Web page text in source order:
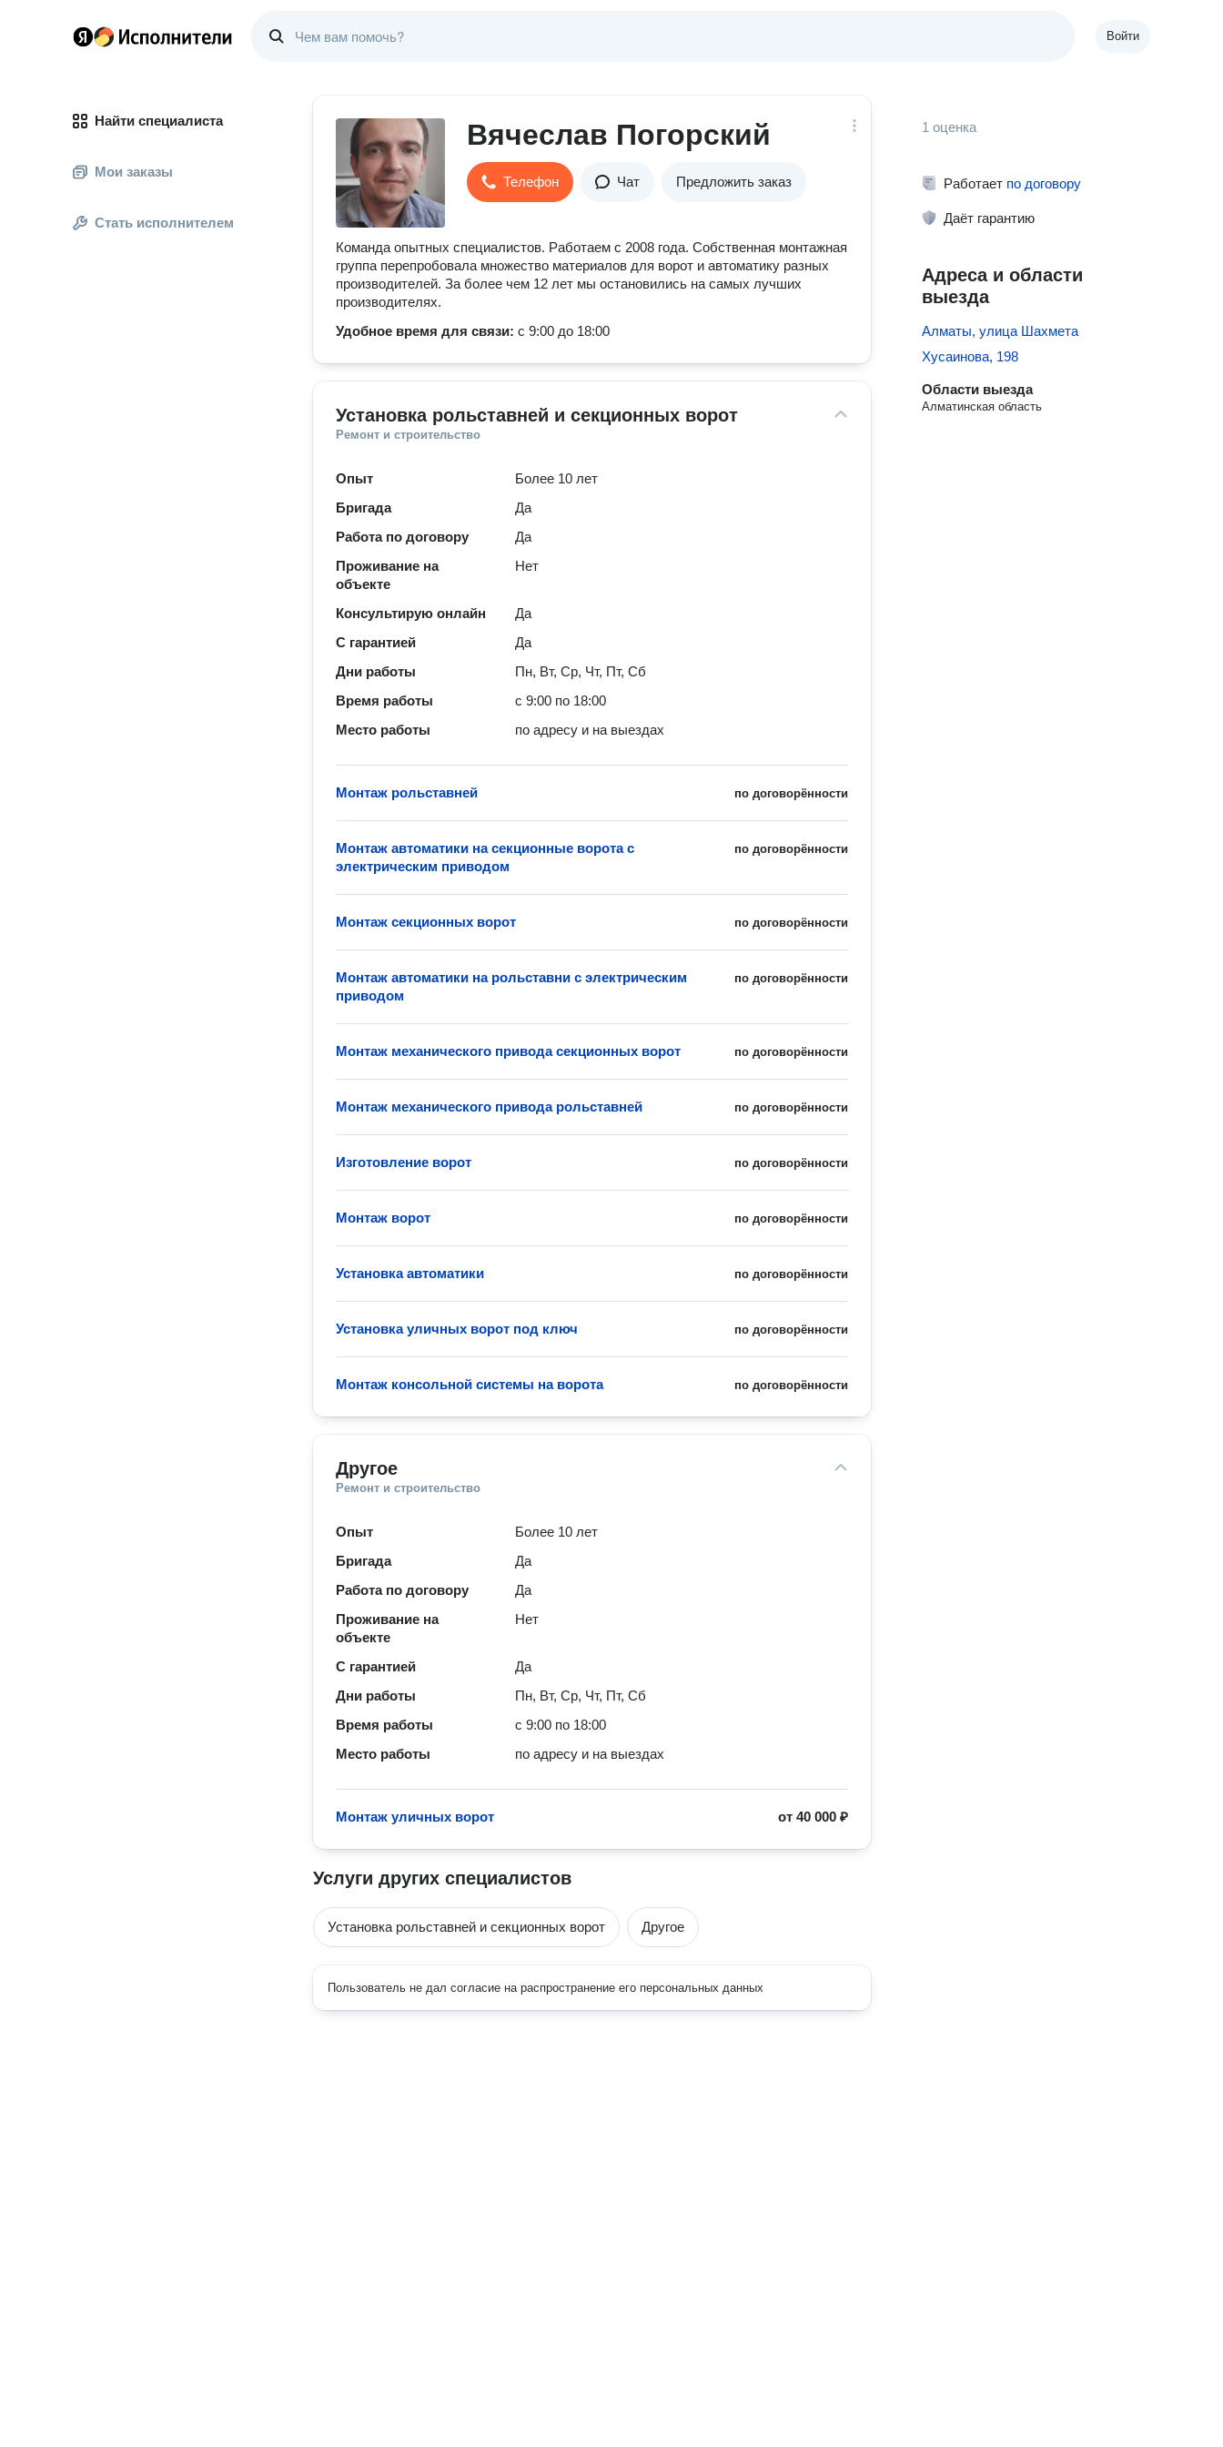
Войти
Найти специалиста
Мои заказы
Стать исполнителем
Вячеслав Погорский
Телефон Чат Предложить заказ
Команда опытных специалистов. Работаем с 2008 года. Собственная монтажная
группа перепробовала множество материалов для ворот и автоматику разных
производителей. За более чем 12 лет мы остановились на самых лучших
производителях.
Удобное время для связи: с 9:00 до 18:00
Установка рольставней и секционных ворот
Ремонт и строительство
Опыт
Более 10 лет
Бригада
Да
Работа по договору
Да
Проживание на
объекте
Нет
Консультирую онлайн
Да
С гарантией
Да
Дни работы
Пн, Вт, Ср, Чт, Пт, Сб
Время работы
с 9:00 по 18:00
Место работы
по адресу и на выездах
по договорённости
Монтаж рольставней
по договорённости
Монтаж автоматики на секционные ворота с
электрическим приводом
по договорённости
Монтаж секционных ворот
по договорённости
Монтаж автоматики на рольставни с электрическим
приводом
по договорённости
Монтаж механического привода секционных ворот
по договорённости
Монтаж механического привода рольставней
по договорённости
Изготовление ворот
по договорённости
Монтаж ворот
по договорённости
Установка автоматики
по договорённости
Установка уличных ворот под ключ
по договорённости
Монтаж консольной системы на ворота
Другое
Ремонт и строительство
Опыт
Более 10 лет
Бригада
Да
Работа по договору
Да
Проживание на
объекте
Нет
С гарантией
Да
Дни работы
Пн, Вт, Ср, Чт, Пт, Сб
Время работы
с 9:00 по 18:00
Место работы
по адресу и на выездах
от40 000 ₽
Монтаж уличных ворот
Услуги других специалистов
Установка рольставней и секционных ворот Другое
Пользователь не дал согласие на распространение его персональных данных
1 оценка
Работает по договору
Даёт гарантию
Адреса и области
выезда
Алматы, улица Шахмета
Хусаинова, 198
Области выезда
Алматинская область